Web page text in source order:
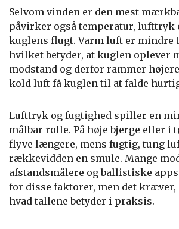
Selvom vinden er den mest
påvirker også temperatur, lufttryk
kuglens flugt. Varm luft er mindre
hvilket betyder, at kuglen oplever
modstand og derfor rammer
kold luft få kuglen til at falde
Lufttryk og fugtighed spiller en
målbar rolle. På høje bjerge eller i
flyve længere, mens fugtig, tung
rækkevidden en smule. Mange
afstandsmålere og ballistiske
for disse faktorer, men det kræver,
hvad tallene betyder i praksis.